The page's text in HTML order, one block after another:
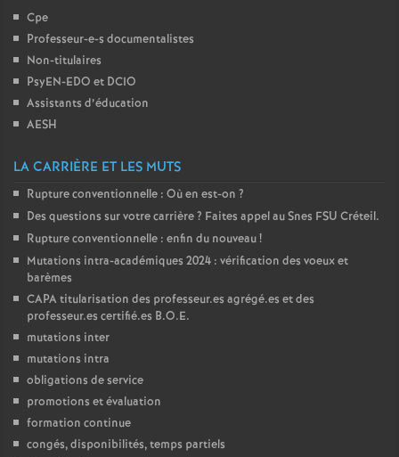
Cpe
Professeur-e-s documentalistes
Non-titulaires
PsyEN-EDO et DCIO
Assistants d’éducation
AESH
LA CARRIÈRE ET LES MUTS
Rupture conventionnelle : Où en est-on ?
Des questions sur votre carrière? Faites appel au Snes FSU Créteil.
Rupture conventionnelle : enfin du nouveau!
Mutations intra-académiques 2024 : vérification des voeux et
barèmes
CAPAtitularisation des professeur.es agrégé.es et des
professeur.es certifié.es B.O.E.
mutations inter
mutations intra
obligations de service
promotions et évaluation
formation continue
congés, disponibilités, temps partiels